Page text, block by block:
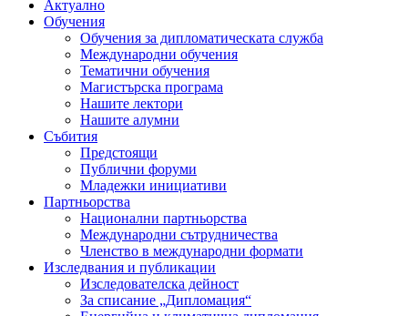
Актуално
Обучения
Обучения за дипломатическата служба
Международни обучения
Тематични обучения
Магистърска програма
Нашите лектори
Нашите алумни
Събития
Предстоящи
Публични форуми
Младежки инициативи
Партньорства
Национални партньорства
Международни сътрудничества
Членство в международни формати
Изследвания и публикации
Изследователска дейност
За списание „Дипломация“